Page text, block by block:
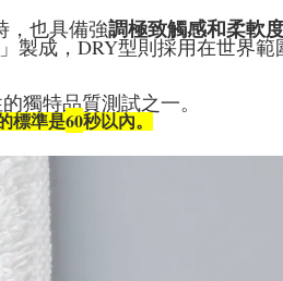
，也具備強調極致觸感和柔軟
」製成， DRY型則採用在世界範
獨特品質測試之一。
標準是60秒以內。